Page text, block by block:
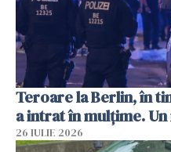
Teroare la Berlin, în
a intrat în mulțime.
26 IULIE 2026